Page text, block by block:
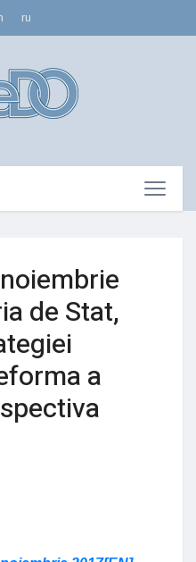
ru
de Stat,
a